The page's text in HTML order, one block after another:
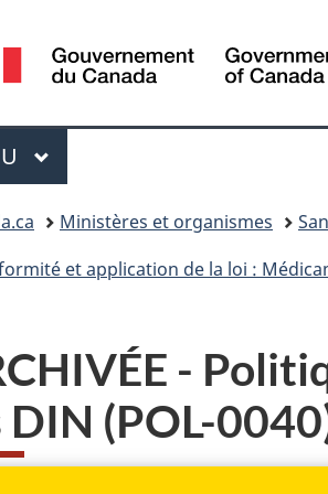
PRINCIPAL
Ministères et organismes
et application de la loi :
-
DIN (POL-